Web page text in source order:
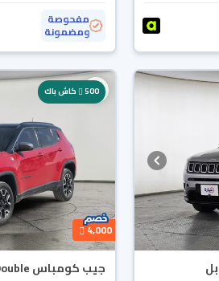
مفحوصة
ومضمونة
500 كاش باك
4,000
جيب كومباس Trailhawk 2019 Double